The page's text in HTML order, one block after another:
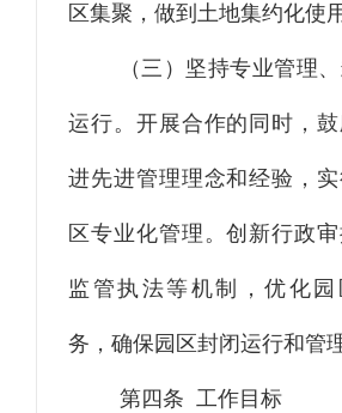
区集聚，做到土地集约化使用
（三）坚持专业管理
运行。 开展合作的同时，鼓
进先进管理理念和经验，实
区专业化管理。创新行政审
监管执法等机制，优化园
务，确保园区封闭运行和管理
第四条 工作目标